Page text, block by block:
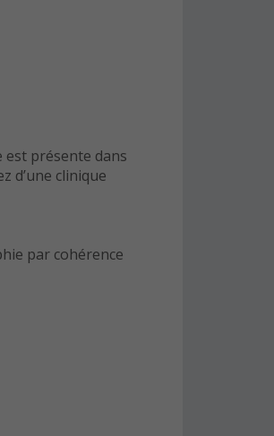
présente dans
d’une clinique
par cohérence